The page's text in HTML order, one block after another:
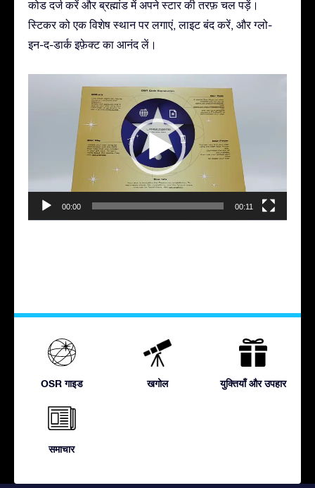
कोड दर्ज करें और ब्रह्मांड में अपने स्टार की तरफ़ चल पड़ें।
स्टिकर को एक विशेष स्थान पर लगाएं, लाइट बंद करें, और ग्लो-
इन-द-डार्क इफ़ेक्ट का आनंद लें।
00:00 00:11
OSR गाइड खगोल युक्तियाँ और उपहार
समाचार